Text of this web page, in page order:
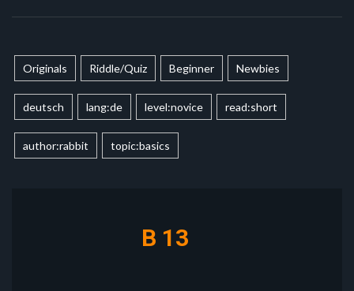
Originals Riddle/Quiz Beginner Newbies
deutsch lang:de level:novice read:short
author:rabbit topic:basics
B 13